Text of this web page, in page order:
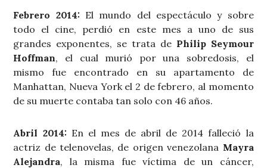
Febrero 2014: El mundo del espectáculo y sobre
todo el cine, perdió en este mes a uno de sus
grandes exponentes, se trata de Philip Seymour
Hoffman, el cual murió por una sobredosis, el
mismo fue encontrado en su apartamento de
Manhattan, Nueva York el 2 de febrero, al momento
de su muerte contaba tan solo con 46 años.
Abril 2014: En el mes de abril de 2014 falleció la
actriz de telenovelas, de origen venezolana Mayra
Alejandra, la misma fue víctima de un cáncer,